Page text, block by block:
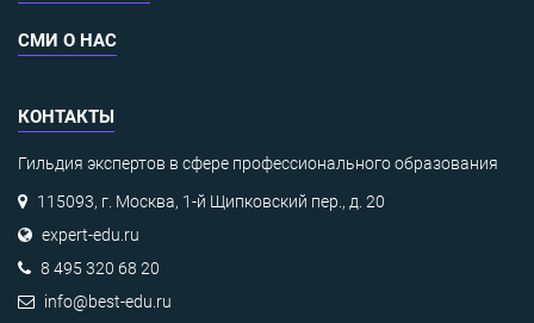
СМИ О НАС
КОНТАКТЫ
Гильдия экспертов в сфере профессионального образования
115093, г. Москва, 1-й Щипковский пер., д. 20
expert-edu.ru
8 495 320 68 20
info@best-edu.ru